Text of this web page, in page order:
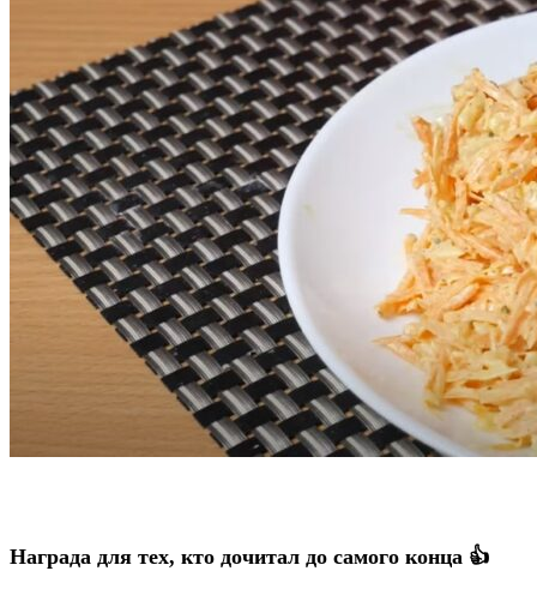
Награда для тех, кто дочитал до самого конца 👍